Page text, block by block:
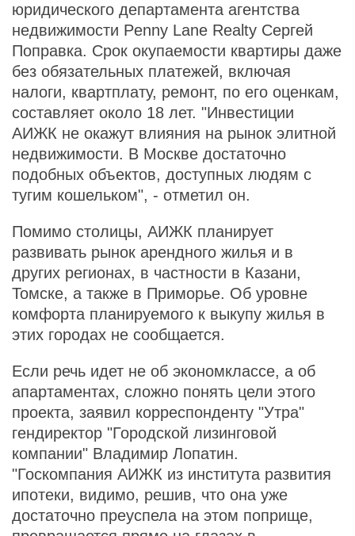
юридического департамента агентства
недвижимости Penny Lane Realty Сергей
Поправка. Срок окупаемости квартиры даже
без обязательных платежей, включая
налоги, квартплату, ремонт, по его оценкам,
составляет около 18 лет. "Инвестиции
АИЖК не окажут влияния на рынок элитной
недвижимости. В Москве достаточно
подобных объектов, доступных людям с
тугим кошельком", - отметил он.
Помимо столицы, АИЖК планирует
развивать рынок арендного жилья и в
других регионах, в частности в Казани,
Томске, а также в Приморье. Об уровне
комфорта планируемого к выкупу жилья в
этих городах не сообщается.
Если речь идет не об экономклассе, а об
апартаментах, сложно понять цели этого
проекта, заявил корреспонденту "Утра"
гендиректор "Городской лизинговой
компании" Владимир Лопатин.
"Госкомпания АИЖК из института развития
ипотеки, видимо, решив, что она уже
достаточно преуспела на этом поприще,